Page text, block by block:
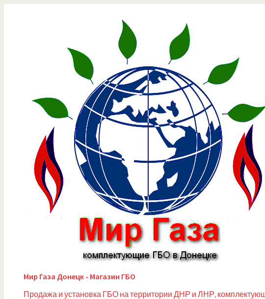
Мир Газа Донецк - Магазин ГБО
Продажа и установка ГБО на территории ДНР и ЛНР,